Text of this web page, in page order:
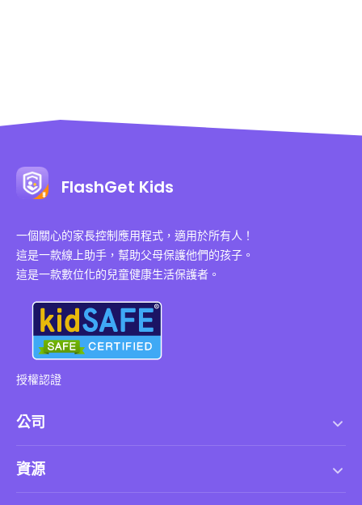
FlashGet Kids
一個關心的家長控制應用程式，適用於所有人！
這是一款線上助手，幫助父母保護他們的孩子。
這是一款數位化的兒童健康生活保護者。
授權認證
公司
資源